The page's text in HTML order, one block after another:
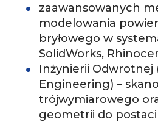
­zaawansowanych
modelowania
bryłowego w
SolidWorks,
­Inżynierii Odwrotnej
Engineering) –
trójwymiarowego
geometrii do postaci